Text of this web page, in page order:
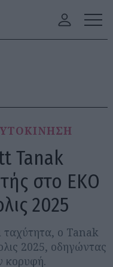
Tanak
στο ΕΚΟ
2025
ταχύτητα, ο Tanak
2025, οδηγώντας
κορυφή.